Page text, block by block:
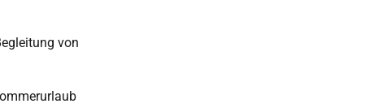
von